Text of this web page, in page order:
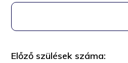
Előző szülések száma: